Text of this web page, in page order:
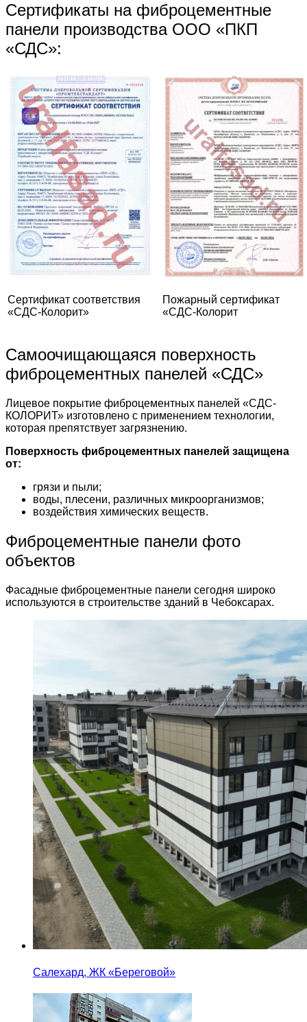
Сертификаты на фиброцементные
панели производства ООО «ПКП
«СДС»:
Сертификат соответствия
«СДС-Колорит»
Пожарный сертификат
«СДС-Колорит
Самоочищающаяся поверхность
фиброцементных панелей «СДС»
Лицевое покрытие фиброцементных панелей «СДС-
КОЛОРИТ» изготовлено с применением технологии,
которая препятствует загрязнению.
Поверхность фиброцементных панелей защищена
от:
грязи и пыли;
воды, плесени, различных микроорганизмов;
воздействия химических веществ.
Фиброцементные панели фото
объектов
Фасадные фиброцементные панели сегодня широко
используются в строительстве зданий в Чебоксарах.
Салехард, ЖК «Береговой»